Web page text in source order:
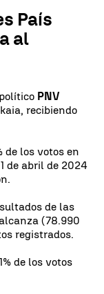
País
al
PNV
recibiendo
de los votos en
de abril de 2024
de las
alcanza (78.990
registrados.
de los votos